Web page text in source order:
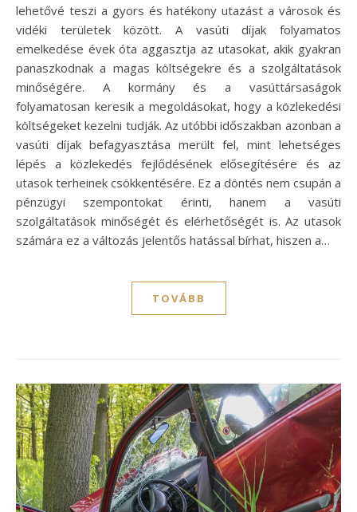
lehetővé teszi a gyors és hatékony utazást a városok és
vidéki területek között. A vasúti díjak folyamatos
emelkedése évek óta aggasztja az utasokat, akik gyakran
panaszkodnak a magas költségekre és a szolgáltatások
minőségére. A kormány és a vasúttársaságok
folyamatosan keresik a megoldásokat, hogy a közlekedési
költségeket kezelni tudják. Az utóbbi időszakban azonban a
vasúti díjak befagyasztása merült fel, mint lehetséges
lépés a közlekedés fejlődésének elősegítésére és az
utasok terheinek csökkentésére. Ez a döntés nem csupán a
pénzügyi szempontokat érinti, hanem a vasúti
szolgáltatások minőségét és elérhetőségét is. Az utasok
számára ez a változás jelentős hatással bírhat, hiszen a…
TOVÁBB